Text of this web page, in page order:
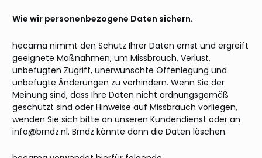
Wie wir personenbezogene Daten sichern.
hecama nimmt den Schutz Ihrer Daten ernst und ergreift
geeignete Maßnahmen, um Missbrauch, Verlust,
unbefugten Zugriff, unerwünschte Offenlegung und
unbefugte Änderungen zu verhindern. Wenn Sie der
Meinung sind, dass Ihre Daten nicht ordnungsgemäß
geschützt sind oder Hinweise auf Missbrauch vorliegen,
wenden Sie sich bitte an unseren Kundendienst oder an
info@brndz.nl. Brndz könnte dann die Daten löschen.